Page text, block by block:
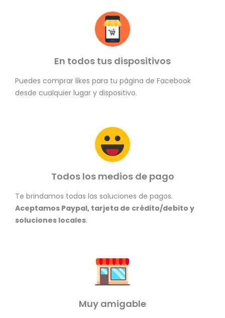
En todos tus dispositivos
Puedes comprar likes para tu página de Facebook
desde cualquier lugar y dispositivo.
Todos los medios de pago
Te brindamos todas las soluciones de pagos.
Aceptamos Paypal, tarjeta de crédito/debito y
soluciones locales.
Muy amigable